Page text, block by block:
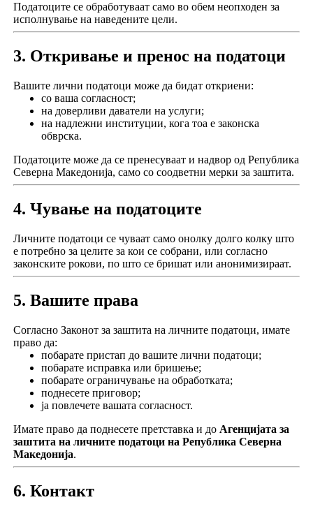
Податоците се обработуваат само во обем неопходен за
исполнување на наведените цели.
3. Откривање и пренос на податоци
Вашите лични податоци може да бидат откриени:
со ваша согласност;
на доверливи даватели на услуги;
на надлежни институции, кога тоа е законска
обврска.
Податоците може да се пренесуваат и надвор од Република
Северна Македонија, само со соодветни мерки за заштита.
4. Чување на податоците
Личните податоци се чуваат само онолку долго колку што
е потребно за целите за кои се собрани, или согласно
законските рокови, по што се бришат или анонимизираат.
5. Вашите права
Согласно Законот за заштита на личните податоци, имате
право да:
побарате пристап до вашите лични податоци;
побарате исправка или бришење;
побарате ограничување на обработката;
поднесете приговор;
ја повлечете вашата согласност.
Имате право да поднесете претставка и до Агенцијата за
заштита на личните податоци на Република Северна
Македонија.
6. Контакт